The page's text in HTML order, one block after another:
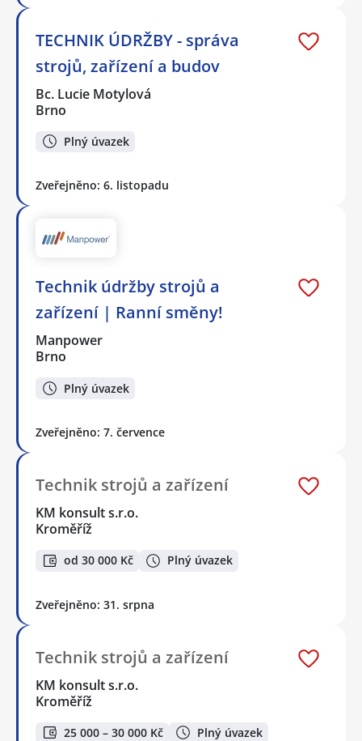
TECHNIK ÚDRŽBY - správa
strojů, zařízení a budov
Bc. Lucie Motylová
Brno
Plný úvazek
Zveřejněno: 6. listopadu
Technik údržby strojů a
zařízení | Ranní směny!
Manpower
Brno
Plný úvazek
Zveřejněno: 7. července
Technik strojů a zařízení
KM konsult s.r.o.
Kroměříž
od 30 000 Kč Plný úvazek
Zveřejněno: 31. srpna
Technik strojů a zařízení
KM konsult s.r.o.
Kroměříž
25 000 – 30 000 Kč Plný úvazek